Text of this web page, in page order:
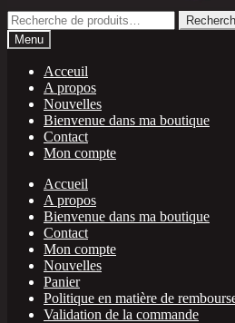
Recherche
pour :
Menu
Acceuil
A propos
Nouvelles
Bienvenue dans ma boutique
Contact
Mon compte
Accueil
A propos
Bienvenue dans ma boutique
Contact
Mon compte
Nouvelles
Panier
Politique en matière de
Validation de la commande